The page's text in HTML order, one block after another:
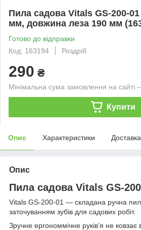
Пила садова Vitals GS-200-
мм, довжина леза 190 мм
Готово до відправки
Код: 163194
Роздріб
290 ₴
Мінімальна сума замовлення на сайті
Купити
Опис Характеристики Доставка
Опис
Пила садова Vitals GS-
Vitals GS-200-01 — складана ручна
заточуванням зубів для садових робіт.
Зручне ергономмічне руків’я не ковзає